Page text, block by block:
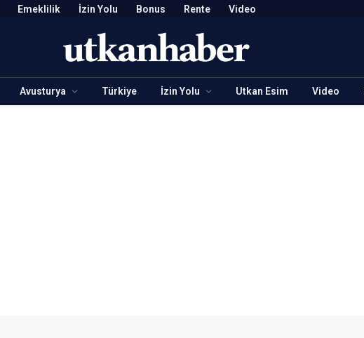
Emeklilik İzin Yolu Bonus Rente Video
Avusturya Türkiye İzin Yolu Utkan Esim Video